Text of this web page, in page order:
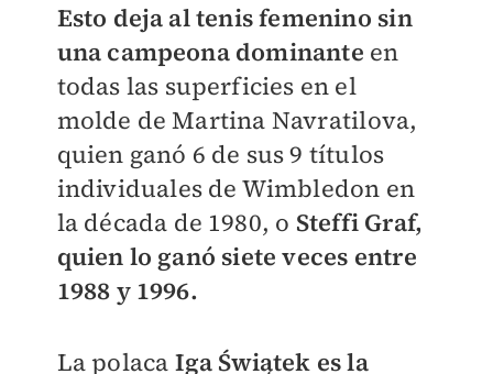
Esto deja al tenis femenino sin
una campeona dominante en
todas las superficies en el
molde de Martina Navratilova,
quien ganó 6 de sus 9 títulos
individuales de Wimbledon en
la década de 1980, o Steffi Graf,
quien lo ganó siete veces entre
1988 y 1996.
La polaca Iga Świątek es la